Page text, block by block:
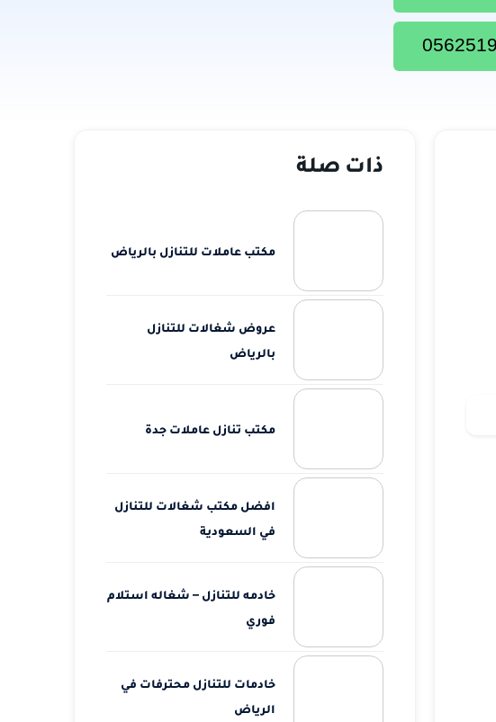
ذات صلة
مكتب عاملات للتنازل بالرياض
عروض شغالات للتنازل
بالرياض
مكتب تنازل عاملات جدة
افضل مكتب شغالات للتنازل
في السعودية
خادمه للتنازل – شغاله استلام
فوري
خادمات للتنازل محترفات في
الرياض